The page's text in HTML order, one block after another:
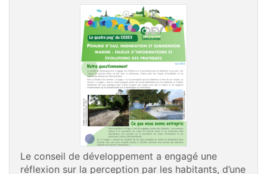
Le conseil de développement a engagé une
réflexion sur la perception par les habitants, d’une